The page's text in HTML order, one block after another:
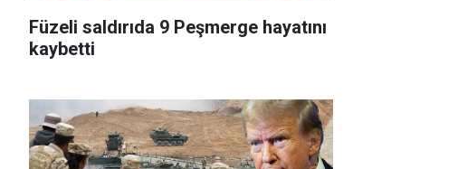
Füzeli saldırıda 9 Peşmerge hayatını
kaybetti